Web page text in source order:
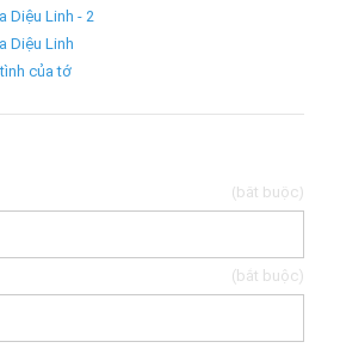
Diệu Linh - 2
Diệu Linh
của tớ
(bắt buộc)
(bắt buộc)